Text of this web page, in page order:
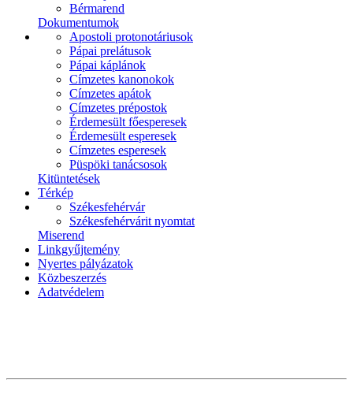
Bérmarend
Dokumentumok
Apostoli protonotáriusok
Pápai prelátusok
Pápai káplánok
Címzetes kanonokok
Címzetes apátok
Címzetes prépostok
Érdemesült főesperesek
Érdemesült esperesek
Címzetes esperesek
Püspöki tanácsosok
Kitüntetések
Térkép
Székesfehérvár
Székesfehérvárit nyomtat
Miserend
Linkgyűjtemény
Nyertes pályázatok
Közbeszerzés
Adatvédelem